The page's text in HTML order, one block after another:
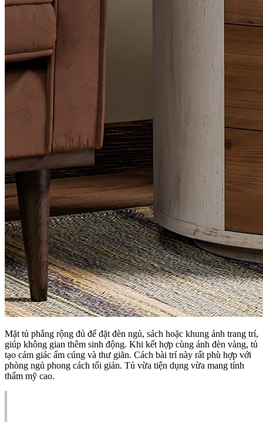
Mặt tủ phẳng rộng đủ để đặt đèn ngủ, sách hoặc khung ảnh trang trí,
giúp không gian thêm sinh động. Khi kết hợp cùng ánh đèn vàng, tủ
tạo cảm giác ấm cúng và thư giãn. Cách bài trí này rất phù hợp với
phòng ngủ phong cách tối giản. Tủ vừa tiện dụng vừa mang tính
thẩm mỹ cao.